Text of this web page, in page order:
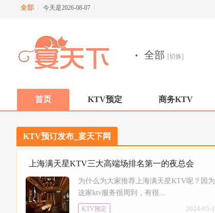
全部 今天是2026-08-07
· 全部 [切换]
首页 KTV预定 商务KTV
KTV预订发布_宴天下网
上海满天星KTV三大高端场排名第一的夜总会
为什么为大家推荐上海满天星KTV呢？因为
这家ktv服务很周到，有很...
KTV预定 2024-05-